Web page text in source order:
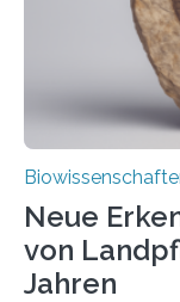
Studie wurde
Fachzeitschrift…
Neue
von
Jahren